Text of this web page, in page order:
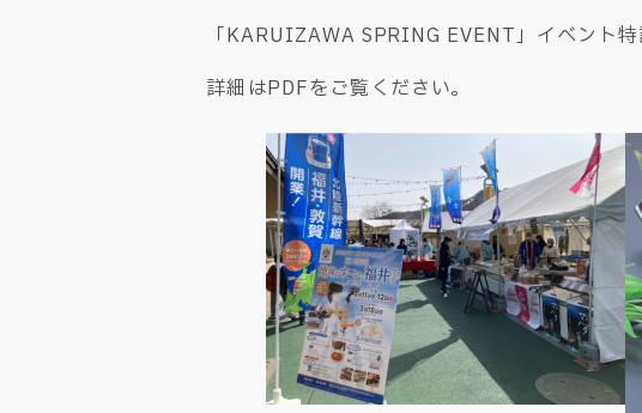
「KARUIZAWA SPRING EVENT」イベント特
詳細はPDFをご覧ください。